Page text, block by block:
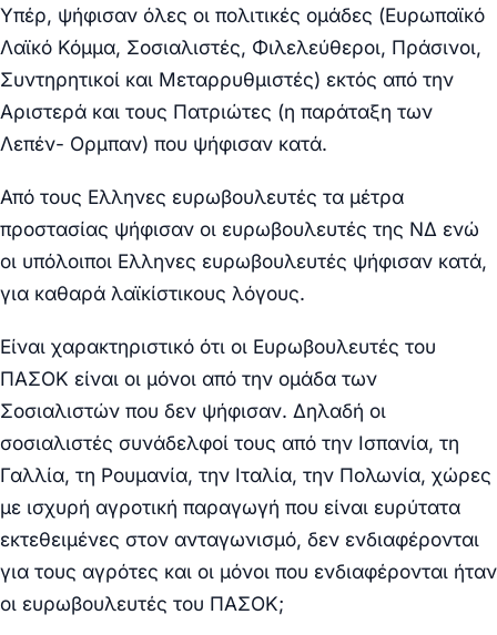
Υπέρ, ψήφισαν όλες οι πολιτικές ομάδες (Ευρωπαϊκό
Λαϊκό Κόμμα, Σοσιαλιστές, Φιλελεύθεροι, Πράσινοι,
Συντηρητικοί και Μεταρρυθμιστές) εκτός από την
Αριστερά και τους Πατριώτες (η παράταξη των
Λεπέν- Ορμπαν) που ψήφισαν κατά.
Από τους Ελληνες ευρωβουλευτές τα μέτρα
προστασίας ψήφισαν οι ευρωβουλευτές της ΝΔ ενώ
οι υπόλοιποι Ελληνες ευρωβουλευτές ψήφισαν κατά,
για καθαρά λαϊκίστικους λόγους.
Είναι χαρακτηριστικό ότι οι Ευρωβουλευτές του
ΠΑΣΟΚ είναι οι μόνοι από την ομάδα των
Σοσιαλιστών που δεν ψήφισαν. Δηλαδή οι
σοσιαλιστές συνάδελφοί τους από την Ισπανία, τη
Γαλλία, τη Ρουμανία, την Ιταλία, την Πολωνία, χώρες
με ισχυρή αγροτική παραγωγή που είναι ευρύτατα
εκτεθειμένες στον ανταγωνισμό, δεν ενδιαφέρονται
για τους αγρότες και οι μόνοι που ενδιαφέρονται ήταν
οι ευρωβουλευτές του ΠΑΣΟΚ;